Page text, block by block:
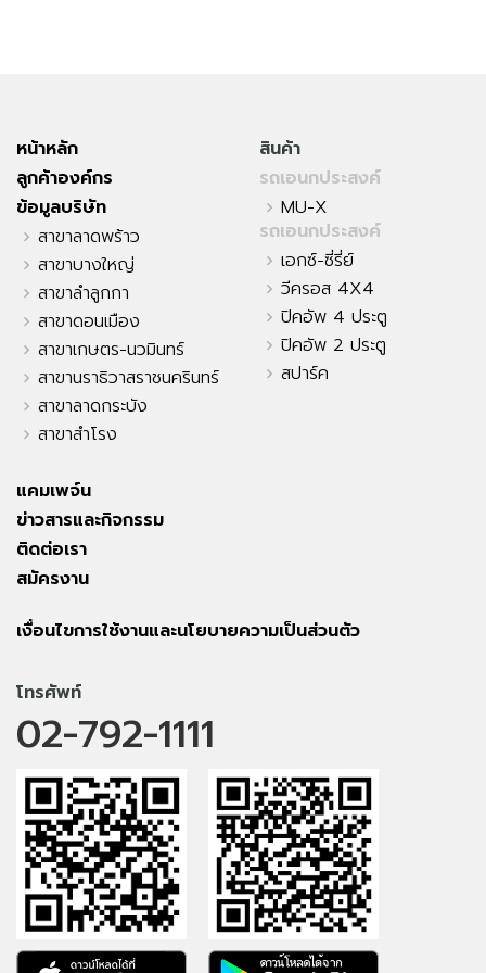
หน้าหลัก
ลูกค้าองค์กร
ข้อมูลบริษัท
สาขาลาดพร้าว
สาขาบางใหญ่
สาขาลำลูกกา
สาขาดอนเมือง
สาขาเกษตร-นวมินทร์
สาขานราธิวาสราชนครินทร์
สาขาลาดกระบัง
สาขาสำโรง
สินค้า
รถเอนกประสงค์
MU-X
รถเอนกประสงค์
เอกซ์-ซี่รี่ย์
วีครอส 4X4
ปิคอัพ 4 ประตู
ปิคอัพ 2 ประตู
สปาร์ค
แคมเพจ์น
ข่าวสารและกิจกรรม
ติดต่อเรา
สมัครงาน
เงื่อนไขการใช้งานและนโยบายความเป็นส่วนตัว
โทรศัพท์
02-792-1111